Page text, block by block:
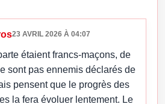
23 AVRIL 2026 À 04:07
étaient francs-maçons, de
sont pas ennemis déclarés de
pensent que le progrès des
la fera évoluer lentement. Le